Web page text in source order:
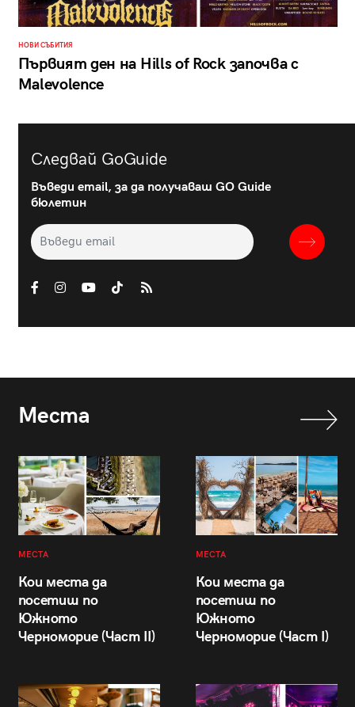
НОВИ СЪБИТИЯ
Първият ден на Hills of Rock започва с
Malevolence
Следвай GoGuide
Въведи email, за да получаваш GO Guide
бюлетин
Места
МЕСТА
Кои места да
посетиш по
Южното
Черноморие (Част II)
МЕСТА
Кои места да
посетиш по
Южното
Черноморие (Част I)